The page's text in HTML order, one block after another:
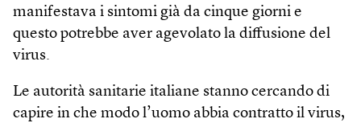
manifestava i sintomi già da cinque giorni e
questo potrebbe aver agevolato la diffusione del
virus.
Le autorità sanitarie italiane stanno cercando di
capire in che modo l’uomo abbia contratto il virus,